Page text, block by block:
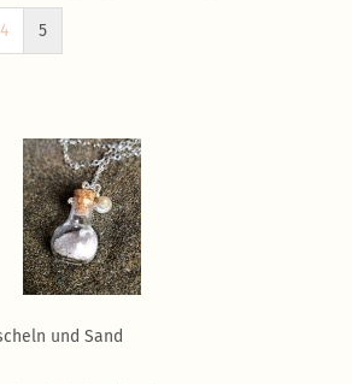
4 5
und Sand